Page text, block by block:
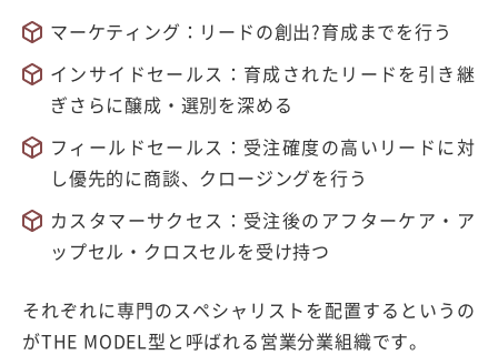
マーケティング：リードの創出?育成までを行う
インサイドセールス：育成されたリードを引き継
ぎさらに醸成・選別を深める
フィールドセールス：受注確度の高いリードに対
し優先的に商談、クロージングを行う
カスタマーサクセス：受注後のアフターケア・ア
ップセル・クロスセルを受け持つ
それぞれに専門のスペシャリストを配置するというの
がTHE MODEL型と呼ばれる営業分業組織です。